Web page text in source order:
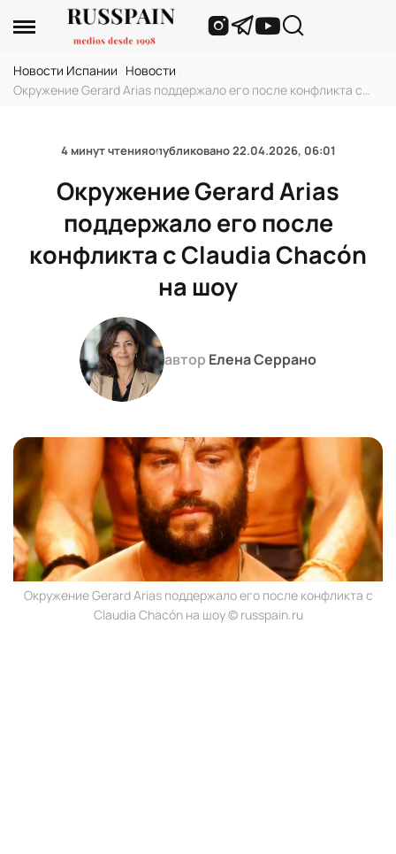
Новости Испании Новости
Окружение Gerard Arias поддержало его после конфликта с
4 минут чтенияопубликовано22.04.2026, 06:01
Окружение Gerard Arias
поддержало его после
конфликта с Claudia Chacón
на шоу
автор Елена Серрано
Окружение Gerard Arias поддержало его после конфликта с
Claudia Chacón на шоу © russpain.ru